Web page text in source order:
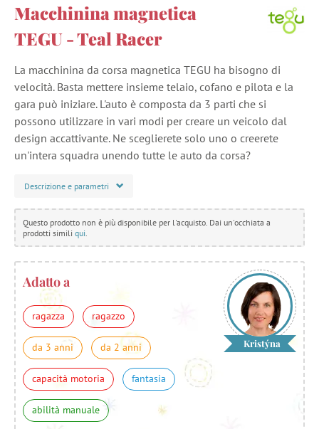
Macchinina magnetica
TEGU - Teal Racer
La macchinina da corsa magnetica TEGU ha bisogno di
velocità. Basta mettere insieme telaio, cofano e pilota e la
gara può iniziare. L'auto è composta da 3 parti che si
possono utilizzare in vari modi per creare un veicolo dal
design accattivante. Ne sceglierete solo uno o creerete
un'intera squadra unendo tutte le auto da corsa?
Descrizione e parametri
Questo prodotto non è più disponibile per l'acquisto. Dai un'occhiata a
prodotti simili qui
Adatto a
ragazza ragazzo
da 3 anni da 2 anni
capacità motoria fantasia
abilità manuale
Kristýna